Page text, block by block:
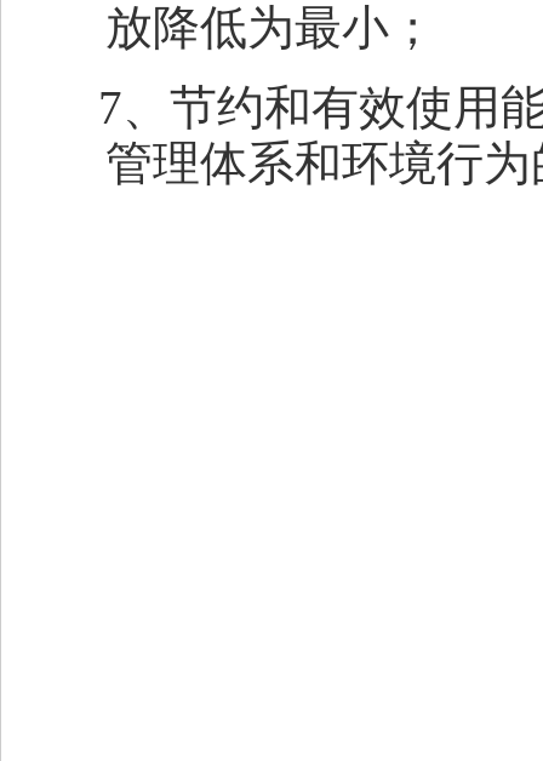
放降低为最小；
7、节约和有效使用
管理体系和环境行